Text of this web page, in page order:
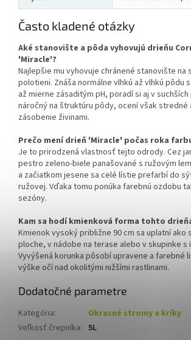
Často kladené otázky
Aké stanovište a pôda vyhovujú drieňu
'Miracle'?
Najlepšie mu vyhovuje chránené stanovište na
polotieni. Znáša normálne vlhkú až vlhkú pôdu
až mierne zásaditým pH, poradí si aj v suchších
náročný na štruktúru pôdy, ocení však stredné
zásobenie živinami.
Prečo mení drieň 'Miracle' počas roka
Je to prirodzená vlastnosť tejto odrody. Cez
pestro zeleno-biele panašované s ružovým
a začiatkom jesene sa celé lístie prefarbí do
ružovej. Vďaka tomu ponúka farebnú ozdobu
sezóny.
Kam sa hodí kmienková forma tohto
Kmienok vysoký približne 90 cm sa uplatní ako
ploche, v nádobe na terase alebo v skupinke s
Vyvýšená korunka pôsobí upravene a farebné
výške očí nad okolitými nižšími rastlinami.
Dodatočné parametre
Kategória:
Okrasné stromy a kríky
Veľkosť črepníka: 5L